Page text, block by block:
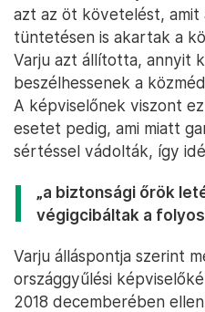
azt az öt követelést,
tüntetésen is akartak a
Varju azt állította, annyit
beszélhessenek a
A képviselőnek viszont
esetet pedig, ami miatt
sértéssel vádolták, így
„a biztonsági őrök
végigcibáltak a
Varju álláspontja szerint
országgyűlési
2018 decemberében